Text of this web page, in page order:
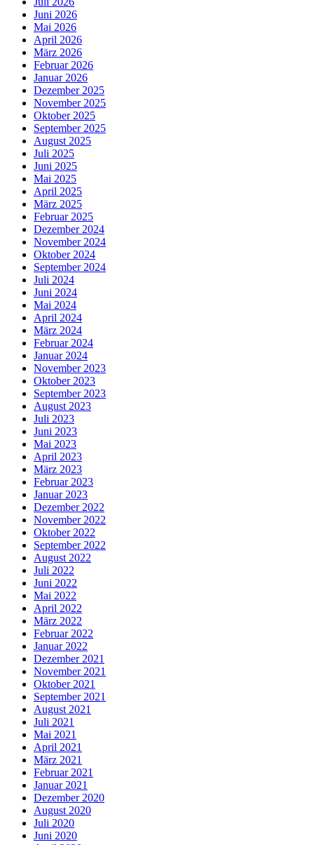
Juni 2026
Mai 2026
April 2026
März 2026
Februar 2026
Januar 2026
Dezember 2025
November 2025
Oktober 2025
September 2025
August 2025
Juli 2025
Juni 2025
Mai 2025
April 2025
März 2025
Februar 2025
Dezember 2024
November 2024
Oktober 2024
September 2024
Juli 2024
Juni 2024
Mai 2024
April 2024
März 2024
Februar 2024
Januar 2024
November 2023
Oktober 2023
September 2023
August 2023
Juli 2023
Juni 2023
Mai 2023
April 2023
März 2023
Februar 2023
Januar 2023
Dezember 2022
November 2022
Oktober 2022
September 2022
August 2022
Juli 2022
Juni 2022
Mai 2022
April 2022
März 2022
Februar 2022
Januar 2022
Dezember 2021
November 2021
Oktober 2021
September 2021
August 2021
Juli 2021
Mai 2021
April 2021
März 2021
Februar 2021
Januar 2021
Dezember 2020
August 2020
Juli 2020
Juni 2020